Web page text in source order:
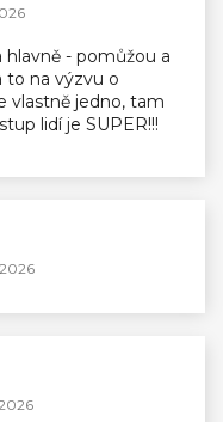
z 5 hvězdiček.
hlavně - pomůžou a
to na výzvu o
vlastně jedno, tam
lidí je SUPER!!!
z 5 hvězdiček.
z 5 hvězdiček.